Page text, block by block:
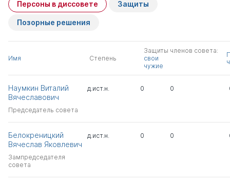
Персоны в диссовете Защиты
Позорные решения
Имя Степень
Защиты членов совета:
свои
чужие
Наумкин Виталий
Вячеславович
Председатель совета
д.ист.н. 0 0
Белокреницкий
Вячеслав Яковлевич
Зампредседателя
совета
д.ист.н. 0 0